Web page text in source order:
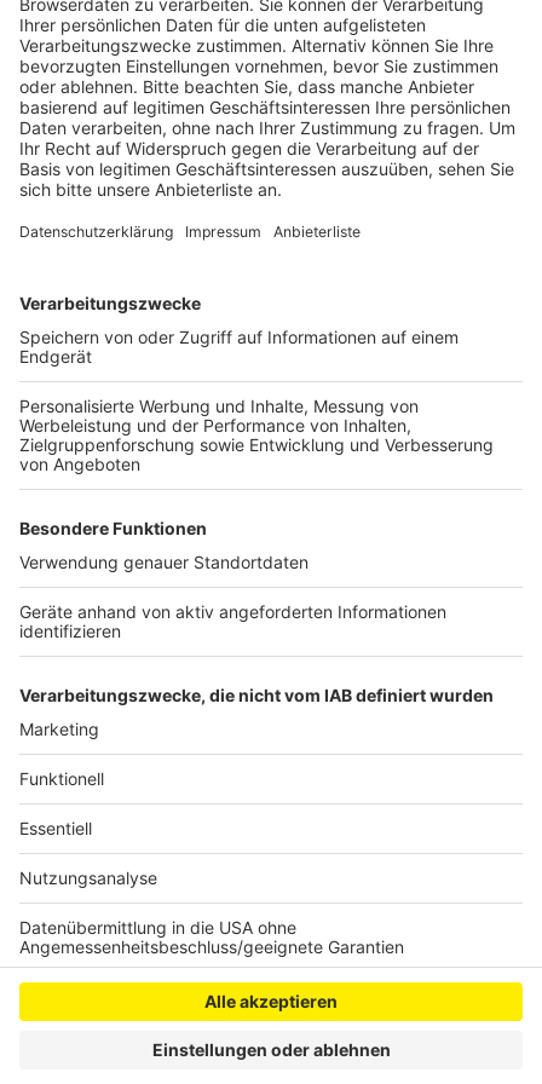
Anzeige
Anzeige
Am Donnerstagnachmittag gegen halb vier ging der
Notruf bei der Frechener Feuerwehr ein. Vor Ort
erkannten die Kräfte, dass sie das allein nicht
schaffen können und riefen Verstärkung bei den
RWE kamen zur Hilfe, um die meterhohen Flammen in
Schach zu halten. Nach rund fünf Stunden war das
Feuer komplett gelöscht. Der Einsatzleiter gab im
Radio-Erft-Interview an, dass es noch deutlich
schlimmer hätte kommen können. Wenn der Wind zum
Zeitpunkt des Brandes stärker gewesen wäre, hätten
die Flammen noch mehr Wald zerstört. Der Einsatz war
nicht nur wegen des Wetters anstrengend. Das
Waldgebiet ist auch stark mit Sträuchern bewuchert –
die Einsatzkräfte kamen nur schwer tief genug in das
Gelände. Gegen 22 Uhr waren auch die letzten
Glutnester gelöscht.
Anzeige
Anzeige